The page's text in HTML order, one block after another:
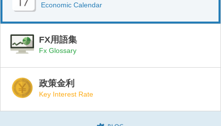
Economic Calendar
FX用語集
Fx Glossary
政策金利
Key Interest Rate